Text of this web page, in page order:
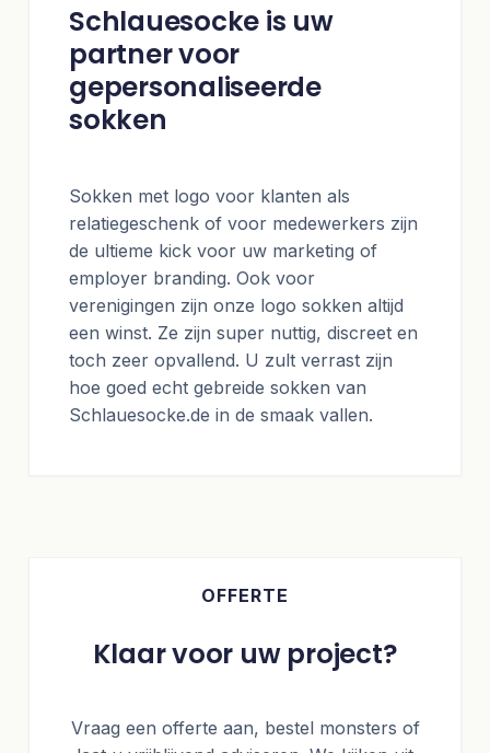
Schlauesocke is uw
partner voor
gepersonaliseerde
sokken
Sokken met logo voor klanten als
relatiegeschenk of voor medewerkers zijn
de ultieme kick voor uw marketing of
employer branding. Ook voor
verenigingen zijn onze logo sokken altijd
een winst. Ze zijn super nuttig, discreet en
toch zeer opvallend. U zult verrast zijn
hoe goed echt gebreide sokken van
Schlauesocke.de in de smaak vallen.
OFFERTE
Klaar voor uw project?
Vraag een offerte aan, bestel monsters of